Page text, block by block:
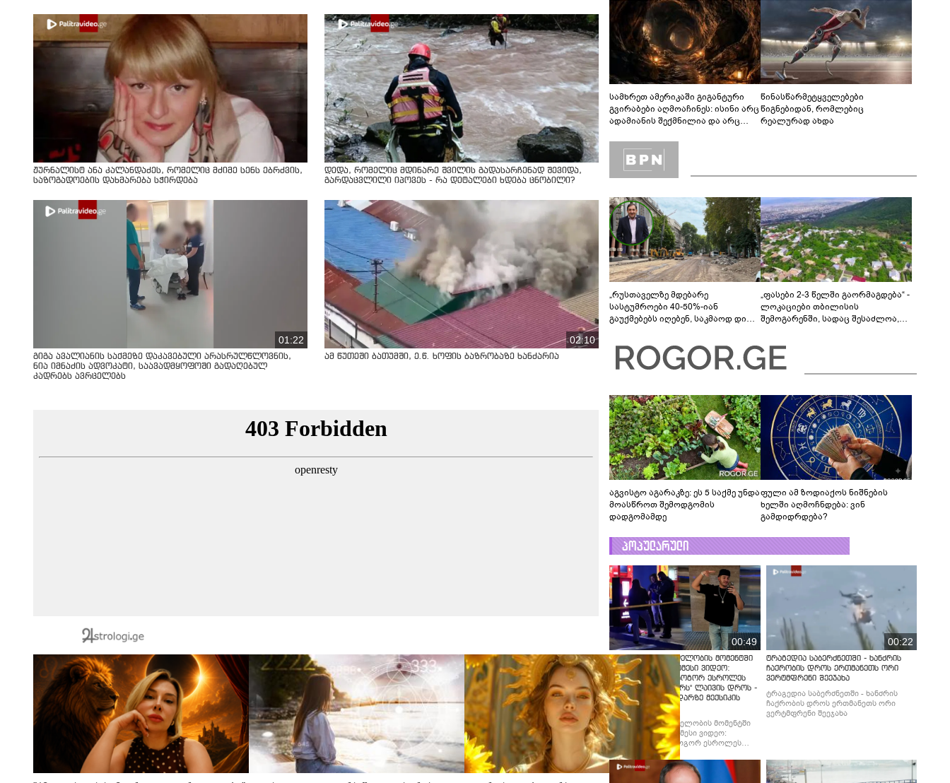
ჟურნალისტ ანა კალანდაძეს, რომელიც მძიმე სენს ებრძვის,
საზოგადოების დახმარება სჭირდება
დედა, რომელიც მდინარე შვილის გადასარჩენად შევიდა,
გარდაცვლილი იპოვეს - რა დეტალები ხდება ცნობილი?
01:22
გიგა ავალიანის საქმეზე დაკავებული არასრულწლოვნის,
ნია იმნაძის ადვოკატი, საავადმყოფოში გადაღებულ
კადრებს ავრცელებს
02:10
ამ წუთეში ბათუმში, ე.წ. ხოფის ბაზრობაზე ხანძარია
სამხრეთ ამერიკაში გიგანტური
გვირაბები აღმოაჩინეს: ისინი არც
ადამიანის შექმნილია და არც
ლაბირინთები?
წინასწარმეტყველებები
წიგნებიდან, რომლებიც
რეალურად ახდა
„რუსთაველზე მდებარე
სასტუმროები 40-50%-იან
გაუქმებებს იღებენ, საკმაოდ დიდი
შეხვდებოდა“
„ფასები 2-3 წელში გაორმაგდება“ -
ლოკაციები თბილისის
შემოგარენში, სადაც შესაძლოა,
აგვისტო აგარაკზე: ეს 5 საქმე უნდა
მოასწროთ შემოდგომის
დადგომამდე
ფული ამ ზოდიაქოს ნიშნების
ხელში აღმოჩნდება: ვინ
გამდიდრდება?
პოპულარული
00:49
ვრცელდება მკვლელობის მომენტში
გადაღებული უმძიმესი ვიდეო:
კადრებში ჩანს, როგორ ესროლეს
ცნობილ "ტიკტოკერს" ლაივის დროს -
რას ამბობს მომხდარზე მექსიკის
პოლიცია
ვრცელდება მკვლელობის მომენტში
გადაღებული უმძიმესი ვიდეო:
კადრებში ჩანს, როგორ ესროლეს
ცნობილ "ტიკტოკერს" ლაივის დროს -
რას ამბობს მომხდარზე მექსიკის
პოლიცია
00:22
ტრაგედია საბერძნეთში - ხანძრის
ჩაქრობის დროს ერთმანეთს ორი
ვერტმფრენი შეეჯახა
ტრაგედია საბერძნეთში - ხანძრის
ჩაქრობის დროს ერთმანეთს ორი
ვერტმფრენი შეეჯახა